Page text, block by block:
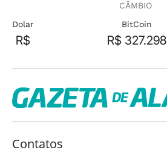
CÂMBIO
Dolar
R$
BitCoin
R$ 327.298
Contatos